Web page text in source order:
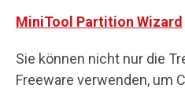
MiniTool Partition Wizard
Sie können nicht nur die
Freeware verwenden, um